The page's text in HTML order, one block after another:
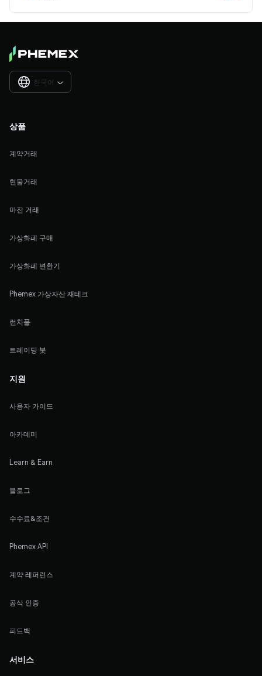
한국어 
상품
계약거래
현물거래
마진 거래
가상화폐 구매
가상화폐 변환기
Phemex 가상자산 재테크
런치풀
트레이딩 봇
지원
사용자 가이드
아카데미
Learn & Earn
블로그
수수료&조건
Phemex API
계약 레퍼런스
공식 인증
피드백
서비스